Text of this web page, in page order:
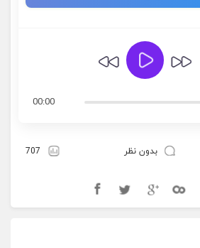
00:00
بدون نظر 707